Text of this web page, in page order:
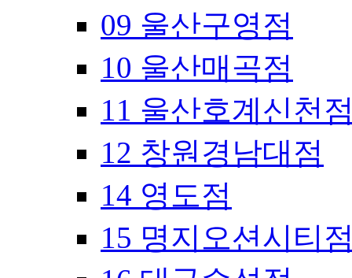
09 울산구영점
10 울산매곡점
11 울산호계신천
12 창원경남대점
14 영도점
15 명지오션시티